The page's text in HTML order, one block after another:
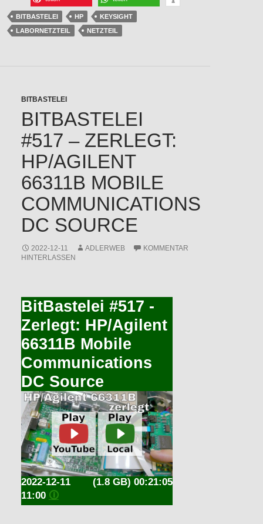
BITBASTELEI HP
KEYSIGHT
LABORNETZTEIL
NETZTEIL
BITBASTELEI
BITBASTELEI
#517 – ZERLEGT:
HP/AGILENT
66311B MOBILE
COMMUNICATIONS
DC SOURCE
2022-12-11 ADLERWEB
KOMMENTAR
HINTERLASSEN
BitBastelei #517 -
Zerlegt: HP/Agilent
66311B Mobile
Communications
DC Source
(1.8 GB) 00:21:05
2022-12-11
11:00 🛈